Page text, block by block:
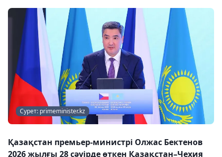
Сурет: primeminister.kz
Қазақстан премьер-министрі Олжас Бектенов
2026 жылғы 28 сәуірде өткен Қазақстан–Чехия